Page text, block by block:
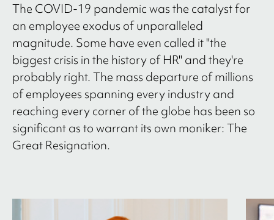
The COVID-19 pandemic was the catalyst for
an employee exodus of unparalleled
magnitude. Some have even called it "the
biggest crisis in the history of HR" and they're
probably right. The mass departure of millions
of employees spanning every industry and
reaching every corner of the globe has been so
significant as to warrant its own moniker: The
Great Resignation.